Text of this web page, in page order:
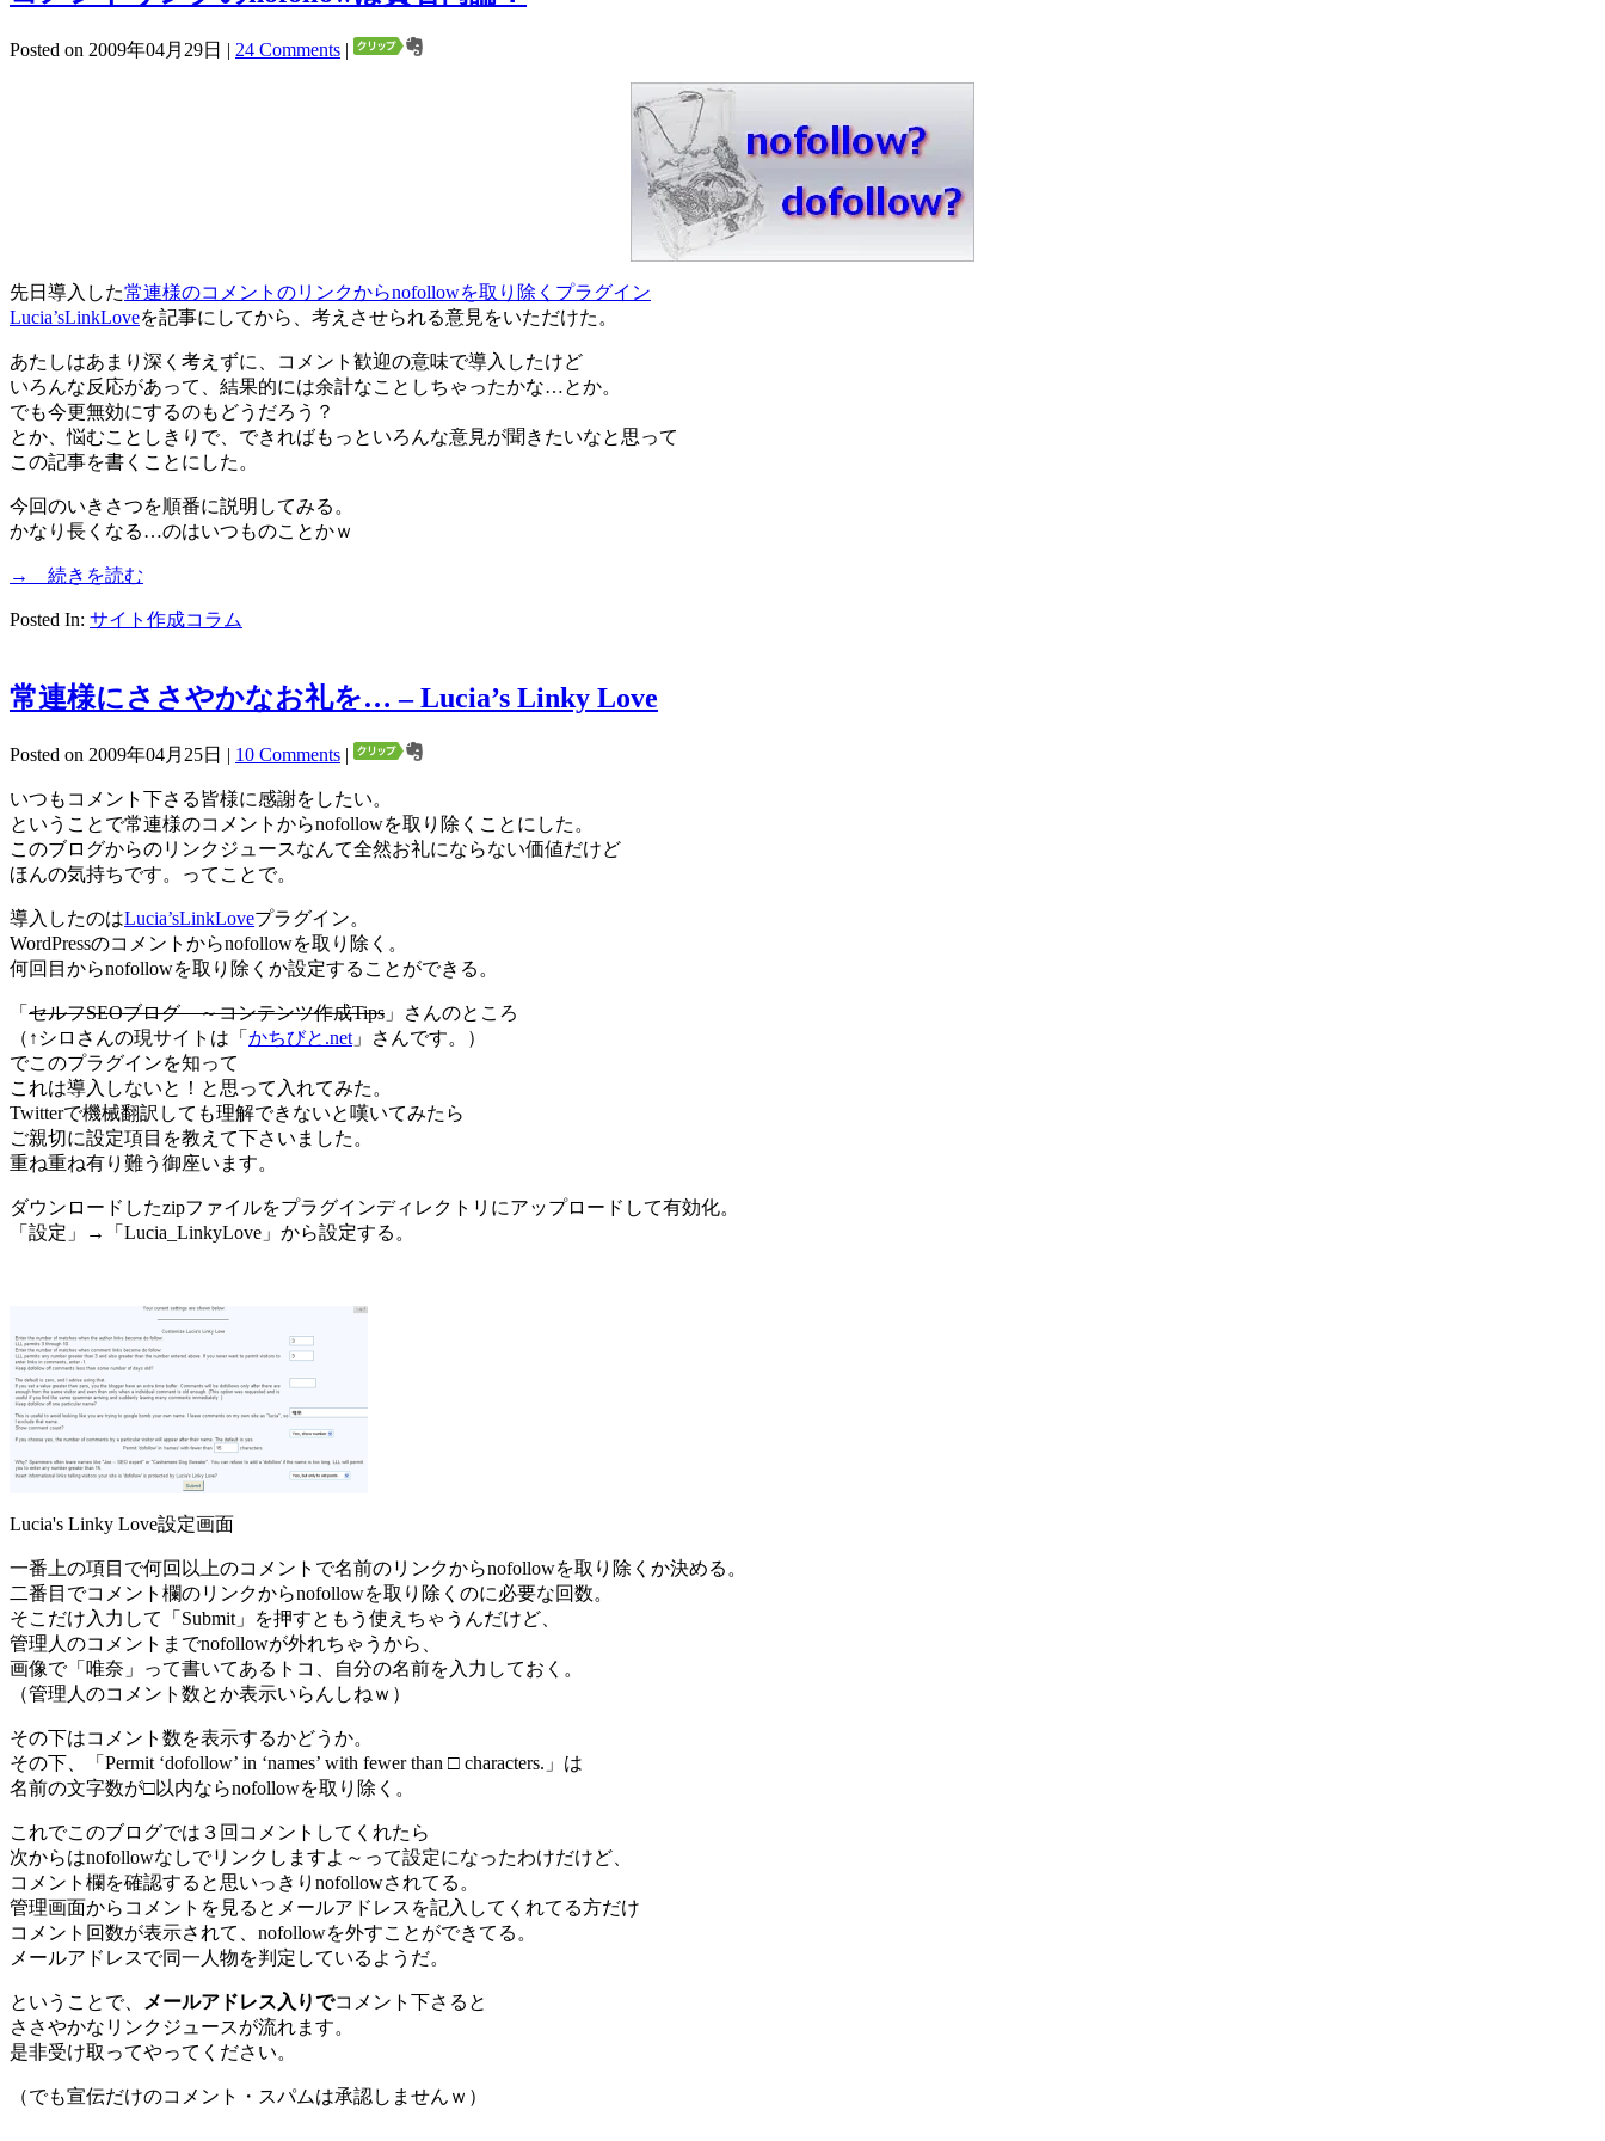
Posted on 2009年04月29日 | 24 Comments |
先日導入した常連様のコメントのリンクからnofollowを取り除くプラグイン
Lucia’sLinkLoveを記事にしてから、考えさせられる意見をいただけた。
あたしはあまり深く考えずに、コメント歓迎の意味で導入したけど
いろんな反応があって、結果的には余計なことしちゃったかな…とか。
でも今更無効にするのもどうだろう？
とか、悩むことしきりで、できればもっといろんな意見が聞きたいなと思って
この記事を書くことにした。
今回のいきさつを順番に説明してみる。
かなり長くなる…のはいつものことかｗ
→ 続きを読む
Posted In: サイト作成コラム
常連様にささやかなお礼を… – Lucia’s Linky Love
Posted on 2009年04月25日 | 10 Comments |
いつもコメント下さる皆様に感謝をしたい。
ということで常連様のコメントからnofollowを取り除くことにした。
このブログからのリンクジュースなんて全然お礼にならない価値だけど
ほんの気持ちです。ってことで。
導入したのはLucia’sLinkLoveプラグイン。
WordPressのコメントからnofollowを取り除く。
何回目からnofollowを取り除くか設定することができる。
「 セルフSEOブログ ～コンテンツ作成Tips 」さんのところ
（↑シロさんの現サイトは「 かちびと.net 」さんです。）
でこのプラグインを知って
これは導入しないと！と思って入れてみた。
Twitterで機械翻訳しても理解できないと嘆いてみたら
ご親切に設定項目を教えて下さいました。
重ね重ね有り難う御座います。
ダウンロードしたzipファイルをプラグインディレクトリにアップロードして有効化。
「設定」→「Lucia_LinkyLove」から設定する。
Lucia's Linky Love設定画面
一番上の項目で何回以上のコメントで名前のリンクからnofollowを取り除くか決める。
二番目でコメント欄のリンクからnofollowを取り除くのに必要な回数。
そこだけ入力して「Submit」を押すともう使えちゃうんだけど、
管理人のコメントまでnofollowが外れちゃうから、
画像で「唯奈」って書いてあるトコ、自分の名前を入力しておく。
（管理人のコメント数とか表示いらんしねｗ）
その下はコメント数を表示するかどうか。
その下、「Permit ‘dofollow’ in ‘names’ with fewer than □ characters.」は
名前の文字数が□以内ならnofollowを取り除く。
これでこのブログでは３回コメントしてくれたら
次からはnofollowなしでリンクしますよ～って設定になったわけだけど、
コメント欄を確認すると思いっきりnofollowされてる。
管理画面からコメントを見るとメールアドレスを記入してくれてる方だけ
コメント回数が表示されて、nofollowを外すことができてる。
メールアドレスで同一人物を判定しているようだ。
ということで、 メールアドレス入りでコメント下さると
ささやかなリンクジュースが流れます。
是非受け取ってやってください。
（でも宣伝だけのコメント・スパムは承認しませんｗ）